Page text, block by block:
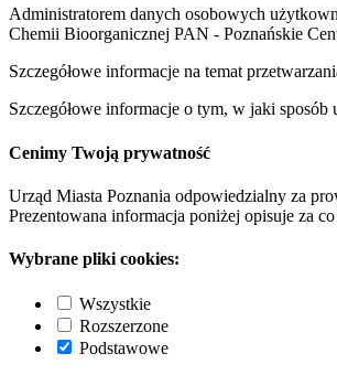
Administratorem danych osobowych
Chemii Bioorganicznej PAN - Poznańskie
Szczegółowe informacje na temat
Szczegółowe informacje o tym, w jaki
Cenimy Twoją prywatność
Urząd Miasta Poznania odpowiedzialny za
Prezentowana informacja poniżej opisuje za
Wybrane pliki cookies:
Wszystkie
Rozszerzone
Podstawowe